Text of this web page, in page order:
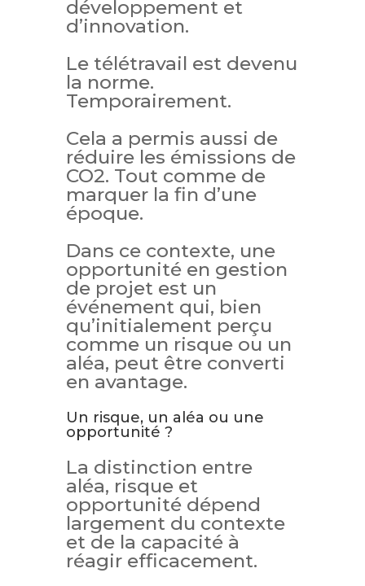
développement et
d’innovation.
Le télétravail est devenu
la norme.
Temporairement.
Cela a permis aussi de
réduire les émissions de
CO2. Tout comme de
marquer la fin d’une
époque.
Dans ce contexte, une
opportunité en gestion
de projet est un
événement qui, bien
qu’initialement perçu
comme un risque ou un
aléa, peut être converti
en avantage.
Un risque, un aléa ou une
opportunité ?
La distinction entre
aléa, risque et
opportunité dépend
largement du contexte
et de la capacité à
réagir efficacement.